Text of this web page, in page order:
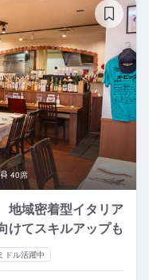
40席
域密着型イタリア
てスキルアップも
ドル活躍中